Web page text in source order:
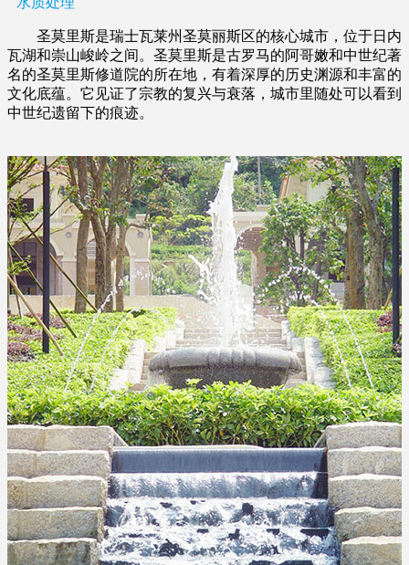
圣莫里斯是瑞士瓦莱州圣莫丽斯区的核心城市，位于日内
瓦湖和崇山峻岭之间。圣莫里斯是古罗马的阿哥嫩和中世纪著
名的圣莫里斯修道院的所在地，有着深厚的历史渊源和丰富的
文化底蕴。它见证了宗教的复兴与衰落，城市里随处可以看到
中世纪遗留下的痕迹。